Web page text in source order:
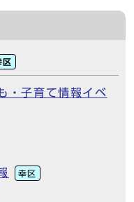
区
・子育て情報イベ
幸区